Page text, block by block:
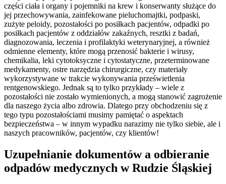
części ciała i organy i pojemniki na krew i konserwanty służące do
jej przechowywania, zainfekowane pieluchomajtki, podpaski,
zużyte peloidy, pozostałości po posiłkach pacjentów, odpadki po
posiłkach pacjentów z oddziałów zakaźnych, resztki z badań,
diagnozowania, leczenia i profilaktyki weterynaryjnej, a również
odmienne elementy, które mogą przenosić bakterie i wirusy,
chemikalia, leki cytotoksyczne i cytostatyczne, przeterminowane
medykamenty, ostre narzędzia chirurgiczne, czy materiały
wykorzystywane w trakcie wykonywania prześwietlenia
rentgenowskiego. Jednak są to tylko przykłady – wiele z
pozostałości nie zostało wymienionych, a mogą stanowić zagrożenie
dla naszego życia albo zdrowia. Dlatego przy obchodzeniu się z
tego typu pozostałościami musimy pamiętać o aspektach
bezpieczeństwa – w innym wypadku narazimy nie tylko siebie, ale i
naszych pracowników, pacjentów, czy klientów!
Uzupełnianie dokumentów a odbieranie
odpadów medycznych w Rudzie Śląskiej